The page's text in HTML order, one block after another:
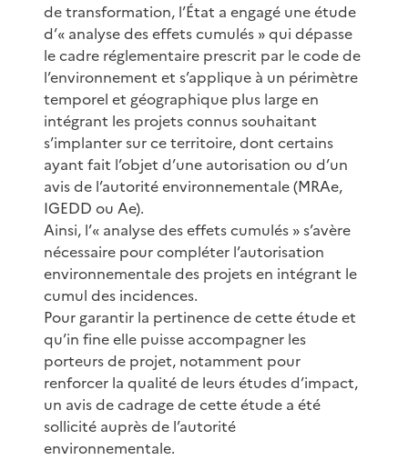
de transformation, l’État a engagé une étude
d’« analyse des effets cumulés » qui dépasse
le cadre réglementaire prescrit par le code de
l’environnement et s’applique à un périmètre
temporel et géographique plus large en
intégrant les projets connus souhaitant
s’implanter sur ce territoire, dont certains
ayant fait l’objet d’une autorisation ou d’un
avis de l’autorité environnementale (MRAe,
IGEDD ou Ae).
Ainsi, l’« analyse des effets cumulés » s’avère
nécessaire pour compléter l’autorisation
environnementale des projets en intégrant le
cumul des incidences.
Pour garantir la pertinence de cette étude et
qu’in fine elle puisse accompagner les
porteurs de projet, notamment pour
renforcer la qualité de leurs études d’impact,
un avis de cadrage de cette étude a été
sollicité auprès de l’autorité
environnementale.